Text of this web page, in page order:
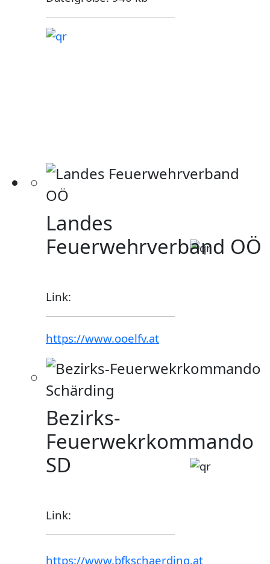
Landes
Feuerwehrverband OÖ
Link:
https://www.ooelfv.at
Bezirks-
Feuerwekrkommando
SD
Link:
https://www.bfkschaerding.at